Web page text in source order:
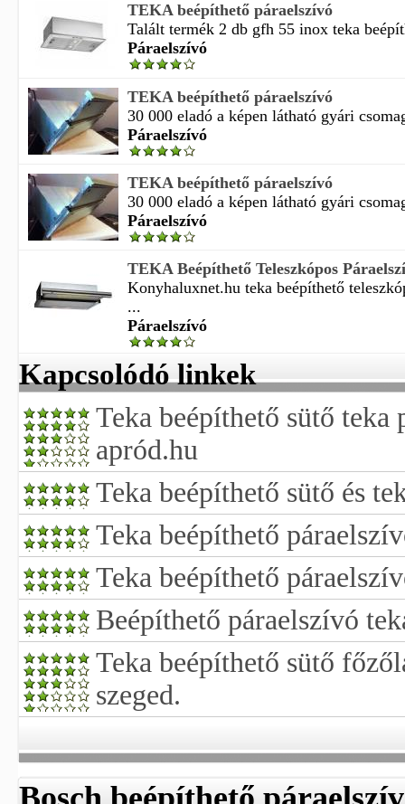
TEKA beépíthető páraelszívó
Talált termék 2 db gfh 55 inox teka
Páraelszívó
TEKA beépíthető páraelszívó
30 000 eladó a képen látható gyári
Páraelszívó
TEKA beépíthető páraelszívó
30 000 eladó a képen látható gyári
Páraelszívó
TEKA Beépíthető Teleszkópos
Konyhaluxnet.hu teka beépíthető
...
Páraelszívó
Kapcsolódó linkek
Teka beépíthető sütő teka
apród.hu
Teka beépíthető sütő és
Teka beépíthető
Teka beépíthető
Beépíthető páraelszívó
Teka beépíthető sütő
szeged.